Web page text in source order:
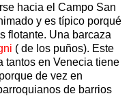
hacia el Campo San
y es típico porqué
flotante. Una barcaza
( de los puños). Este
tantos en Venecia tiene
de vez en
de barrios